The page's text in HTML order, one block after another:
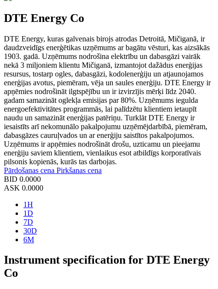
DTE Energy Co
DTE Energy, kuras galvenais birojs atrodas Detroitā, Mičiganā, ir
daudzveidīgs enerģētikas uzņēmums ar bagātu vēsturi, kas aizsākās
1903. gadā. Uzņēmums nodrošina elektrību un dabasgāzi vairāk
nekā 3 miljoniem klientu Mičiganā, izmantojot dažādus enerģijas
resursus, tostarp ogles, dabasgāzi, kodolenerģiju un atjaunojamos
enerģijas avotus, piemēram, vēja un saules enerģiju. DTE Energy ir
apņēmies nodrošināt ilgtspējību un ir izvirzījis mērķi līdz 2040.
gadam samazināt oglekļa emisijas par 80%. Uzņēmums iegulda
energoefektivitātes programmās, lai palīdzētu klientiem ietaupīt
naudu un samazināt enerģijas patēriņu. Turklāt DTE Energy ir
iesaistīts arī nekomunālo pakalpojumu uzņēmējdarbībā, piemēram,
dabasgāzes cauruļvados un ar enerģiju saistītos pakalpojumos.
Uzņēmums ir apņēmies nodrošināt drošu, uzticamu un pieejamu
enerģiju saviem klientiem, vienlaikus esot atbildīgs korporatīvais
pilsonis kopienās, kurās tas darbojas.
Pārdošanas cena Pirkšanas cena
BID 0.0000
ASK 0.0000
1H
1D
7D
30D
6M
Instrument specification for DTE Energy
Co